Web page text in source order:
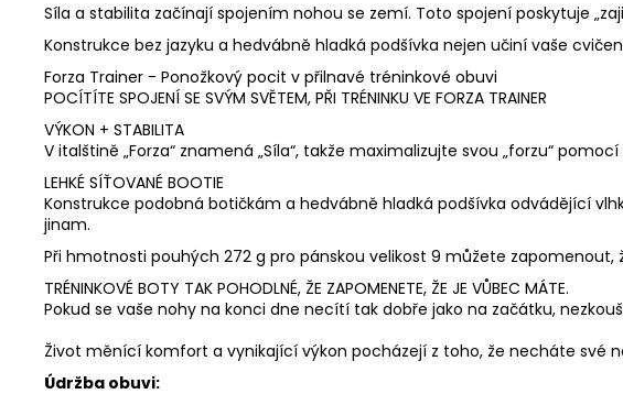
Síla a stabilita začínají spojením nohou se zemí. Toto spojení poskytuje
Konstrukce bez jazyku a hedvábně hladká podšívka nejen učiní vaše
Forza Trainer - Ponožkový pocit v přilnavé tréninkové obuvi
POCÍTÍTE SPOJENÍ SE SVÝM SVĚTEM, PŘI TRÉNINKU VE FORZA TRAINER
VÝKON + STABILITA
V italštině „Forza“ znamená „Síla“, takže maximalizujte svou „forzu“
LEHKÉ SÍŤOVANÉ BOOTIE
Konstrukce podobná botičkám a hedvábně hladká podšívka odvádějící
jinam.
Při hmotnosti pouhých 272 g pro pánskou velikost 9 můžete zapomenout,
TRÉNINKOVÉ BOTY TAK POHODLNÉ, ŽE ZAPOMENETE, ŽE JE VŮBEC MÁTE.
Pokud se vaše nohy na konci dne necítí tak dobře jako na začátku,
Život měnící komfort a vynikající výkon pocházejí z toho, že necháte své
Údržba obuvi: